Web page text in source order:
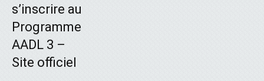
s’inscrire au
Programme
AADL 3 –
Site officiel